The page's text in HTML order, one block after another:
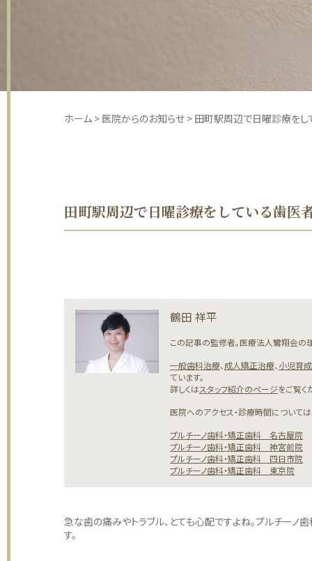
ホーム > 医院からのお知らせ > 田町駅周辺で日曜診療をし
田町駅周辺で日曜診療をしている歯医
鶴田 祥平
この記事の監修者。医療法人鸞翔会の
一般歯科治療、 成人矯正治療、 小児育
ています。
詳しくはスタッフ紹介のページをご覧く
医院へのアクセス・診療時間について
プルチーノ歯科・矯正歯科 名古屋院
プルチーノ歯科・矯正歯科 神宮前院
プルチーノ歯科・矯正歯科 四日市院
プルチーノ歯科・矯正歯科 東京院
急な歯の痛みやトラブル、とても心配ですよね。プルチー
す。